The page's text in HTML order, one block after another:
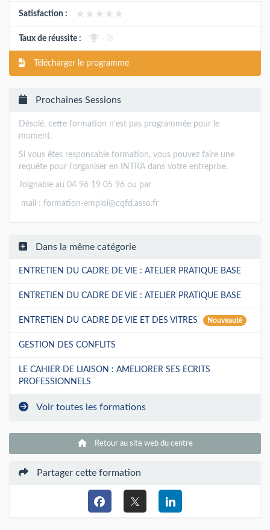
Satisfaction : ★★★★★
★★★★★
Taux de réussite : - %
Télécharger le programme
Prochaines Sessions
Désolé, cette formation n'est pas programmée pour le
moment.
Si vous êtes responsable formation, vous pouvez faire une
requête pour l'organiser en INTRA dans votre entreprise.
Joignable au 04 96 19 05 96 ou par
mail : formation-emploi@cqfd.asso.fr
Dans la même catégorie
ENTRETIEN DU CADRE DE VIE : ATELIER PRATIQUE BASE
ENTRETIEN DU CADRE DE VIE : ATELIER PRATIQUE BASE
ENTRETIEN DU CADRE DE VIE ET DES VITRES Nouveauté
GESTION DES CONFLITS
LE CAHIER DE LIAISON : AMELIORER SES ECRITS
PROFESSIONNELS
Voir toutes les formations
Retour au site web du centre
Partager cette formation